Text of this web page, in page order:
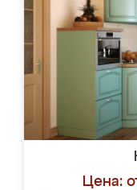
Цена: